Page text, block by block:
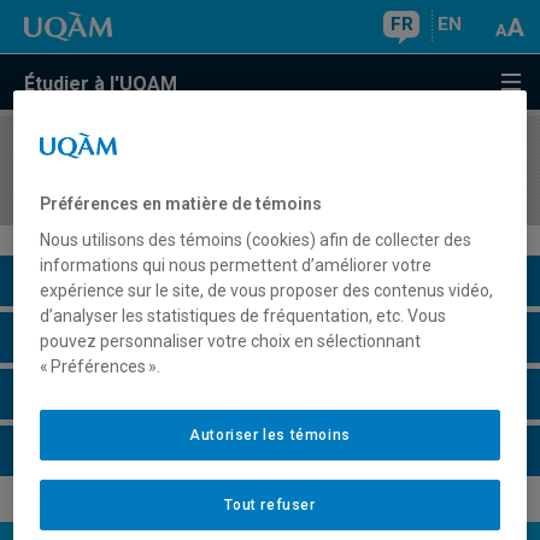
FR EN
Étudier à l'UQAM
COURS//
Description du cours
Horaire - Été 2026
Préférences en matière de témoins
Nous utilisons des témoins (cookies) afin de collecter des
informations qui nous permettent d’améliorer votre
expérience sur le site, de vous proposer des contenus vidéo,
d’analyser les statistiques de fréquentation, etc. Vous
pouvez personnaliser votre choix en sélectionnant
« Préférences ».
Tout refuser
Autoriser les témoins